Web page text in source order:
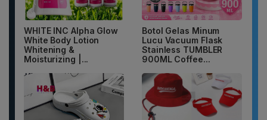
WHITE INC Alpha Glow
White Body Lotion
Whitening &
Moisturizing |...
Botol Gelas Minum
Lucu Vacuum Flask
Stainless TUMBLER
900ML Coffee...